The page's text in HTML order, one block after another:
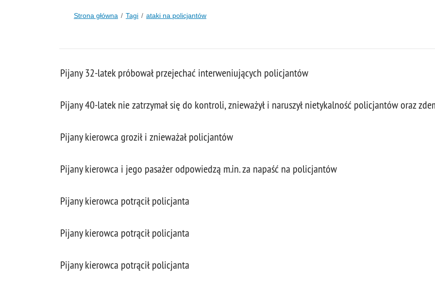
Strona główna Tagi ataki na policjantów
Pijany 32-latek próbował przejechać interweniujących policjantów
Pijany 40-latek nie zatrzymał się do kontroli, znieważył i naruszył nietykalność policjantów oraz
Pijany kierowca groził i znieważał policjantów
Pijany kierowca i jego pasażer odpowiedzą m.in. za napaść na policjantów
Pijany kierowca potrącił policjanta
Pijany kierowca potrącił policjanta
Pijany kierowca potrącił policjanta